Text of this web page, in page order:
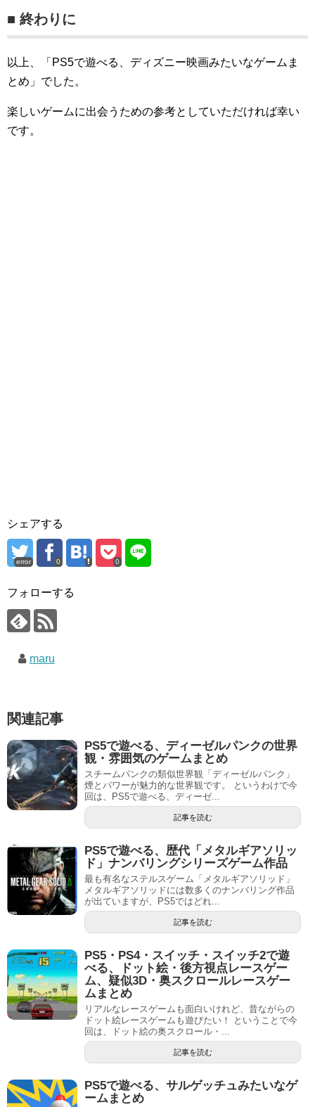
■ 終わりに
以上、「PS5で遊べる、ディズニー映画みたいなゲームま
とめ」でした。
楽しいゲームに出会うための参考としていただければ幸い
です。
シェアする
error 0 0
フォローする
maru
関連記事
PS5で遊べる、ディーゼルパンクの世界
観・雰囲気のゲームまとめ
スチームパンクの類似世界観「ディーゼルパンク」
煙とパワーが魅力的な世界観です。 というわけで今
回は、PS5で遊べる、ディーゼ...
記事を読む
PS5で遊べる、歴代「メタルギアソリッ
ド」ナンバリングシリーズゲーム作品
最も有名なステルスゲーム「メタルギアソリッド」
メタルギアソリッドには数多くのナンバリング作品
が出ていますが、PS5ではどれ...
記事を読む
PS5・PS4・スイッチ・スイッチ2で遊
べる、ドット絵・後方視点レースゲー
ム、疑似3D・奥スクロールレースゲー
ムまとめ
リアルなレースゲームも面白いけれど、昔ながらの
ドット絵レースゲームも遊びたい！ ということで今
回は、ドット絵の奥スクロール・...
記事を読む
PS5で遊べる、サルゲッチュみたいなゲ
ームまとめ